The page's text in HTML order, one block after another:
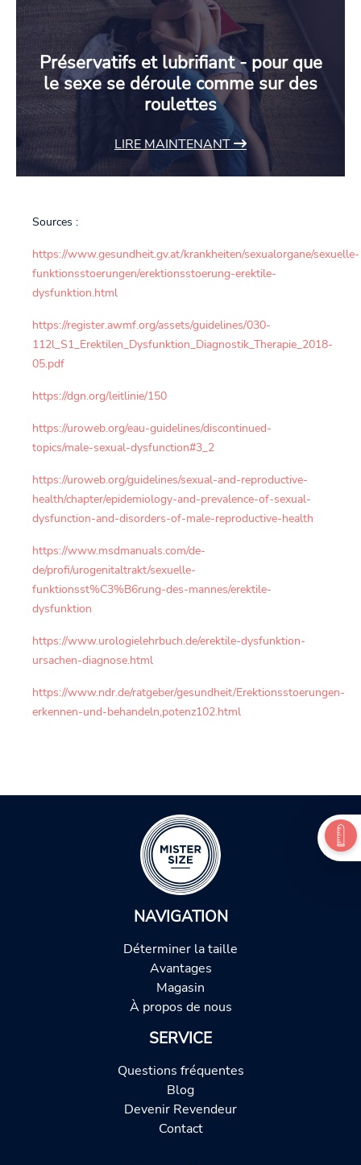
Préservatifs et lubrifiant - pour que
le sexe se déroule comme sur des
roulettes
LIRE MAINTENANT
Sources :
https://www.gesundheit.gv.at/krankheiten/sexualorgane/sexuelle-
funktionsstoerungen/erektionsstoerung-erektile-
dysfunktion.html
https://register.awmf.org/assets/guidelines/030-
112l_S1_Erektilen_Dysfunktion_Diagnostik_Therapie_2018-
05.pdf
https://dgn.org/leitlinie/150
https://uroweb.org/eau-guidelines/discontinued-
topics/male-sexual-dysfunction#3_2
https://uroweb.org/guidelines/sexual-and-reproductive-
health/chapter/epidemiology-and-prevalence-of-sexual-
dysfunction-and-disorders-of-male-reproductive-health
https://www.msdmanuals.com/de-
de/profi/urogenitaltrakt/sexuelle-
funktionsst%C3%B6rung-des-mannes/erektile-
dysfunktion
https://www.urologielehrbuch.de/erektile-dysfunktion-
ursachen-diagnose.html
https://www.ndr.de/ratgeber/gesundheit/Erektionsstoerungen-
erkennen-und-behandeln,potenz102.html
NAVIGATION
Déterminer la taille
Avantages
Magasin
À propos de nous
SERVICE
Questions fréquentes
Blog
Devenir Revendeur
Contact